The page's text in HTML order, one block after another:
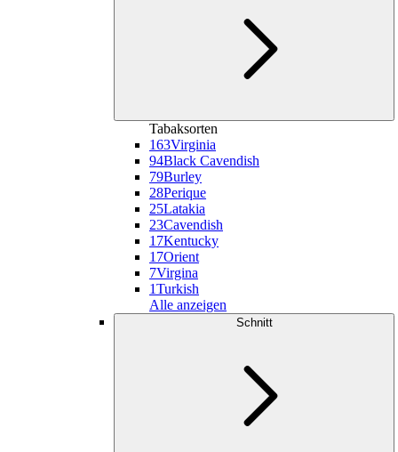
Tabaksorten
163Virginia
94Black Cavendish
79Burley
28Perique
25Latakia
23Cavendish
17Kentucky
17Orient
7Virgina
1Turkish
Alle anzeigen
Schnitt